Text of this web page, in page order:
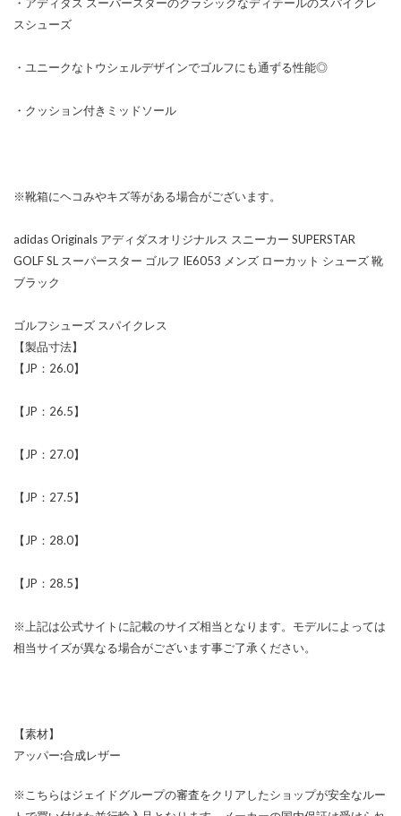
スシューズ
・ユニークなトウシェルデザインでゴルフにも通ずる性能◎
・クッション付きミッドソール
※靴箱にヘコみやキズ等がある場合がございます。
adidas Originals アディダスオリジナルス スニーカー SUPERSTAR
GOLF SL スーパースター ゴルフ IE6053 メンズ ローカット シューズ 靴
ブラック
ゴルフシューズ スパイクレス
【製品寸法】
【JP：26.0】
【JP：26.5】
【JP：27.0】
【JP：27.5】
【JP：28.0】
【JP：28.5】
※上記は公式サイトに記載のサイズ相当となります。モデルによっては
相当サイズが異なる場合がございます事ご了承ください。
【素材】
アッパー:合成レザー
※こちらはジェイドグループの審査をクリアしたショップが安全なルー